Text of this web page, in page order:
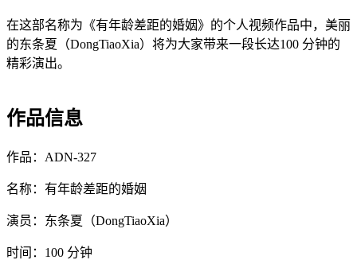
在这部名称为《有年龄差距的婚姻》的个人视频作品中，美丽
的东条夏（DongTiaoXia）将为大家带来一段长达100 分钟的
精彩演出。
作品信息
作品：ADN-327
名称：有年龄差距的婚姻
演员：东条夏（DongTiaoXia）
时间：100 分钟